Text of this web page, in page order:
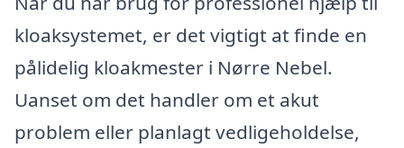
kloaksystemet, er det vigtigt at finde en
pålidelig kloakmester i Nørre Nebel.
Uanset om det handler om et akut
problem eller planlagt vedligeholdelse,